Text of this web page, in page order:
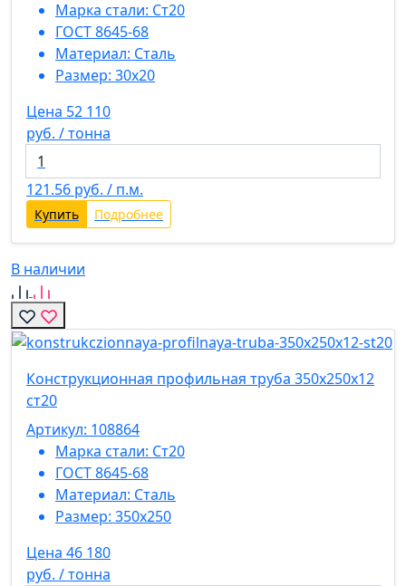
Марка стали: Ст20
ГОСТ 8645-68
Материал: Сталь
Размер: 30х20
Цена 52 110
руб. / тонна
121.56 руб. / п.м.
Купить Подробнее
В наличии
Конструкционная профильная труба 350х250х12
ст20
Артикул: 108864
Марка стали: Ст20
ГОСТ 8645-68
Материал: Сталь
Размер: 350х250
Цена 46 180
руб. / тонна